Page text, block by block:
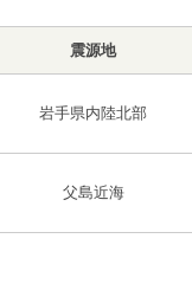
震源地
岩手県内陸北部
父島近海